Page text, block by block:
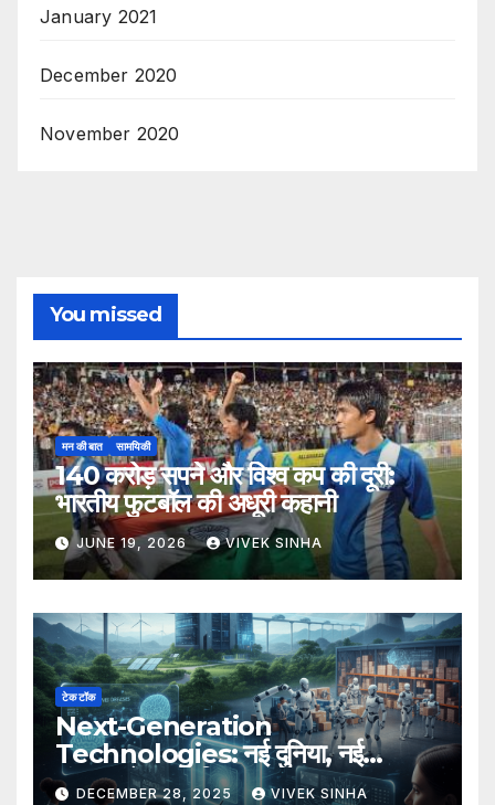
January 2021
December 2020
November 2020
You missed
मन की बात सामयिकी
140 करोड़ सपने और विश्व कप की दूरी:
भारतीय फुटबॉल की अधूरी कहानी
JUNE 19, 2026 VIVEK SINHA
टेक टॉक
Next-Generation
Technologies: नई दुनिया, नई
संभावनाएँ, नया भविष्य
DECEMBER 28, 2025 VIVEK SINHA